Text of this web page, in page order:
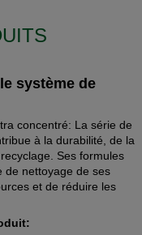
système de
concentré: La série de
à la durabilité, de la
Ses formules
de nettoyage de ses
et de réduire les